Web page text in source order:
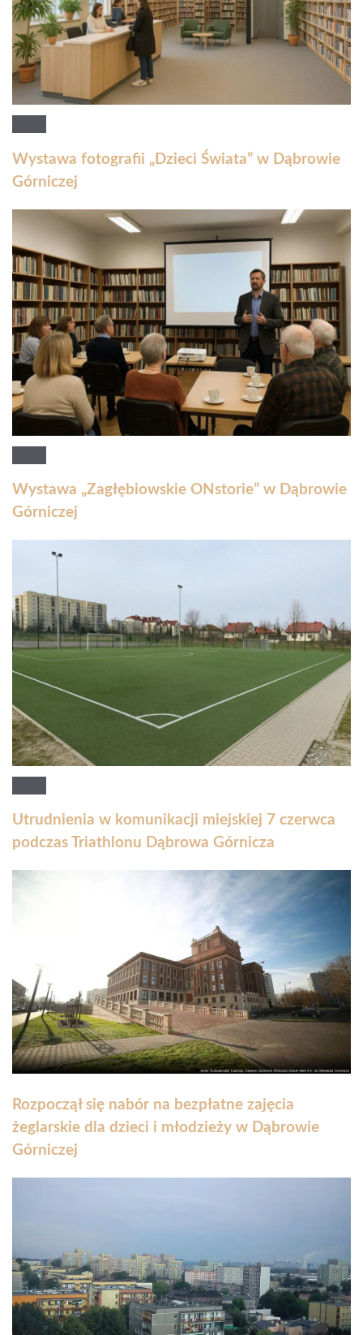
Wystawa fotografii „Dzieci Świata” w Dąbrowie
Górniczej
Wystawa „Zagłębiowskie ONstorie” w Dąbrowie
Górniczej
Utrudnienia w komunikacji miejskiej 7 czerwca
podczas Triathlonu Dąbrowa Górnicza
Rozpoczął się nabór na bezpłatne zajęcia
żeglarskie dla dzieci i młodzieży w Dąbrowie
Górniczej